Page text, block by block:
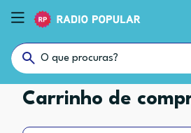
Carrinho de